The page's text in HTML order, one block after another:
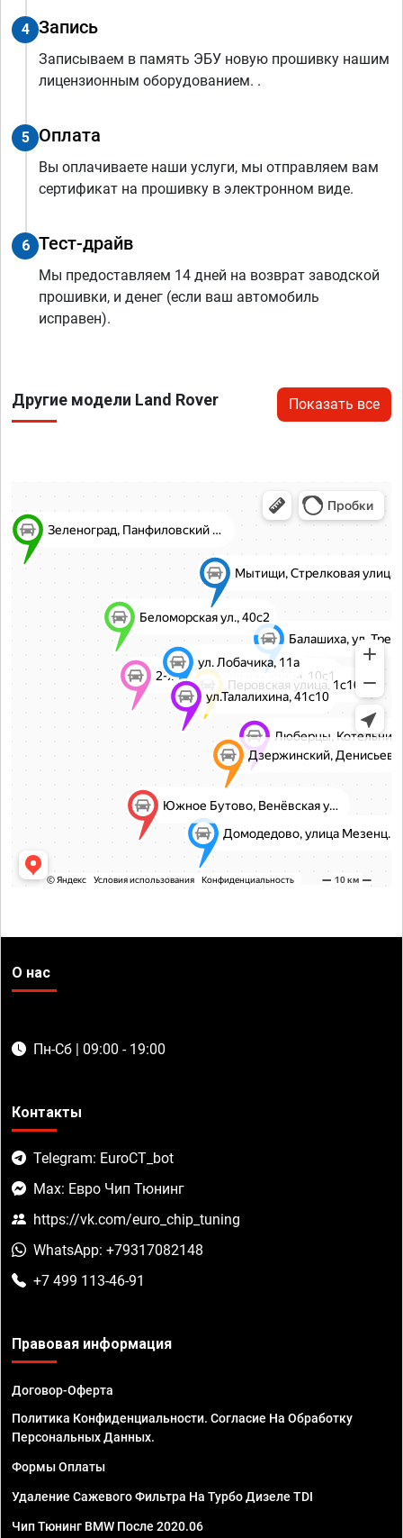
4 Запись
Записываем в память ЭБУ новую прошивку нашим
лицензионным оборудованием. .
5 Оплата
Вы оплачиваете наши услуги, мы отправляем вам
сертификат на прошивку в электронном виде.
6 Тест-драйв
Мы предоставляем 14 дней на возврат заводской
прошивки, и денег (если ваш автомобиль
исправен).
Другие модели Land Rover Показать все
О нас
Пн-Сб | 09:00 - 19:00
Контакты
Telegram: EuroCT_bot
Max: Евро Чип Тюнинг
https://vk.com/euro_chip_tuning
WhatsApp: +79317082148
+7 499 113-46-91
Правовая информация
Договор-Оферта
Политика Конфиденциальности. Согласие На Обработку
Персональных Данных.
Формы Оплаты
Удаление Сажевого Фильтра На Турбо Дизеле TDI
Чип Тюнинг BMW После 2020.06